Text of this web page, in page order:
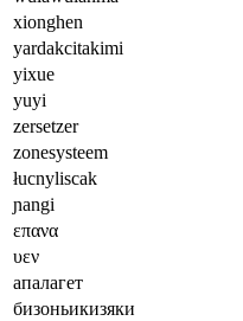
xionghen
yardakcitakimi
yixue
yuyi
zersetzer
zonesysteem
łucnyliscak
ɲangi
επανα
υεν
апалагет
бизоньикизяки